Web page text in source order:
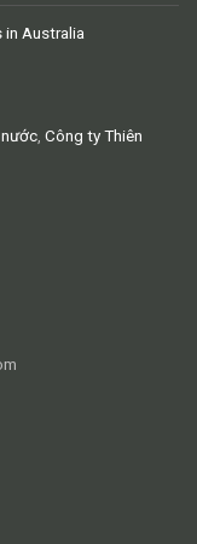
in Australia
Công ty Thiên